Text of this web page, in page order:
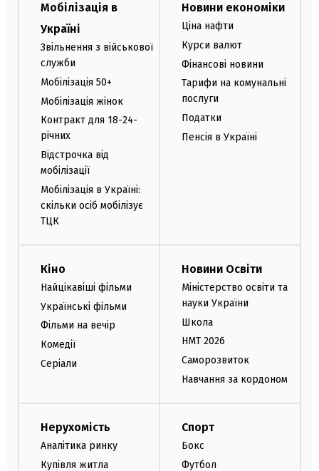
Мобілізація в
Україні
Звільнення з військової
служби
Мобілізація 50+
Мобілізація жінок
Контракт для 18-24-
річних
Відстрочка від
мобілізації
Мобілізація в Україні:
скільки осіб мобілізує
ТЦК
Новини економіки
Ціна нафти
Курси валют
Фінансові новини
Тарифи на комунальні
послуги
Податки
Пенсія в Україні
Кіно
Найцікавіші фільми
Українські фільми
Фільми на вечір
Комедії
Серіали
Новини Освіти
Міністерство освіти та
науки України
Школа
НМТ 2026
Саморозвиток
Навчання за кордоном
Нерухомість
Аналітика ринку
Купівля житла
Спорт
Бокс
Футбол